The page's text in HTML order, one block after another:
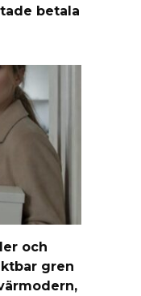
betala
och
gren